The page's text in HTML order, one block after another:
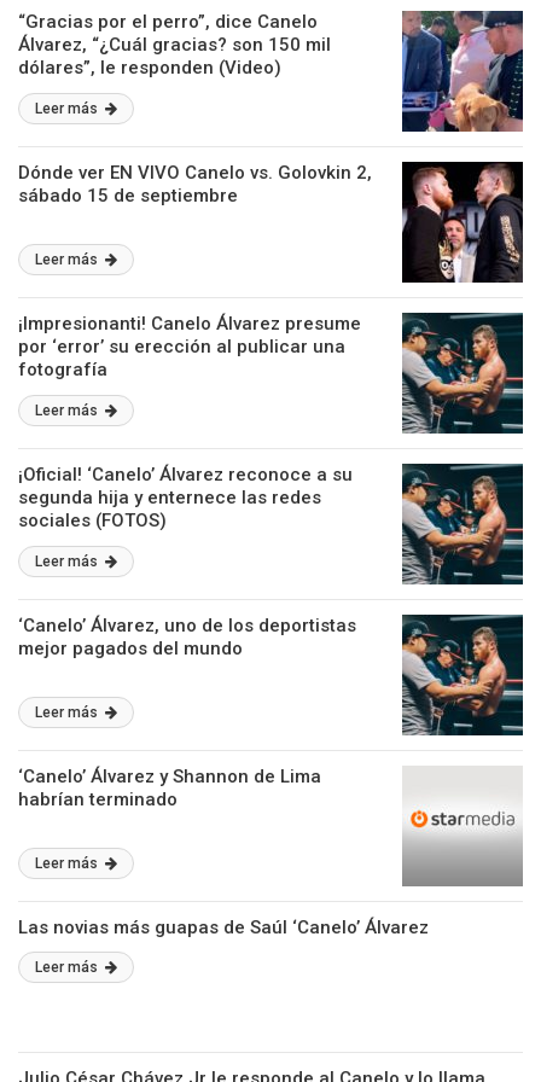
“Gracias por el perro”, dice Canelo
Álvarez, “¿Cuál gracias? son 150 mil
dólares”, le responden (Video)
Leer más
Dónde ver EN VIVO Canelo vs. Golovkin 2,
sábado 15 de septiembre
Leer más
¡Impresionanti! Canelo Álvarez presume
por ‘error’ su erección al publicar una
fotografía
Leer más
¡Oficial! ‘Canelo’ Álvarez reconoce a su
segunda hija y enternece las redes
sociales (FOTOS)
Leer más
‘Canelo’ Álvarez, uno de los deportistas
mejor pagados del mundo
Leer más
‘Canelo’ Álvarez y Shannon de Lima
habrían terminado
Leer más
Las novias más guapas de Saúl ‘Canelo’ Álvarez
Leer más